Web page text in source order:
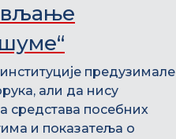
предузимале
али да нису
средстава посебних
и показатеља о